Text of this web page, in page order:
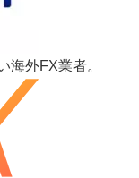
海外FX業者。